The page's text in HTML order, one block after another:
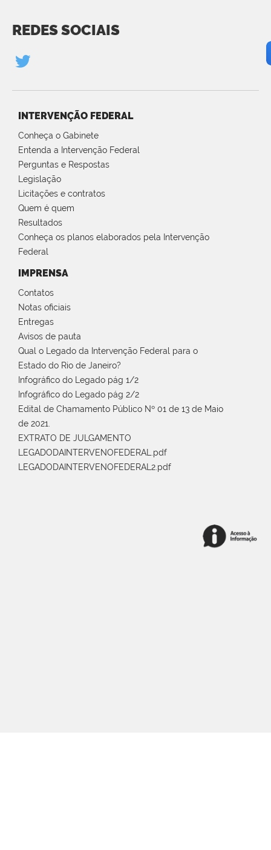
REDES SOCIAIS
INTERVENÇÃO FEDERAL
Conheça o Gabinete
Entenda a Intervenção Federal
Perguntas e Respostas
Legislação
Licitações e contratos
Quem é quem
Resultados
Conheça os planos elaborados pela Intervenção
Federal
IMPRENSA
Contatos
Notas oficiais
Entregas
Avisos de pauta
Qual o Legado da Intervenção Federal para o
Estado do Rio de Janeiro?
Infográfico do Legado pág 1/2
Infográfico do Legado pág 2/2
Edital de Chamamento Público Nº 01 de 13 de Maio
de 2021.
EXTRATO DE JULGAMENTO
LEGADODAINTERVENOFEDERAL.pdf
LEGADODAINTERVENOFEDERAL2.pdf